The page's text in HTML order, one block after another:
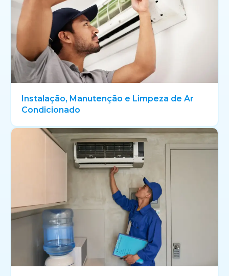
Instalação, Manutenção e Limpeza de Ar
Condicionado